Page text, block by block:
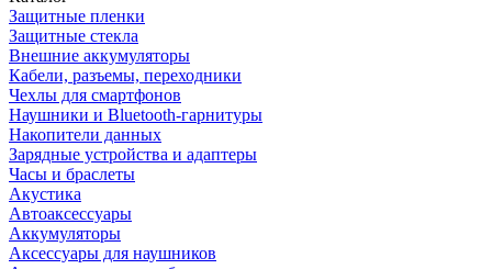
Защитные пленки
Защитные стекла
Внешние аккумуляторы
Кабели, разъемы, переходники
Чехлы для смартфонов
Наушники и Bluetooth-гарнитуры
Накопители данных
Зарядные устройства и адаптеры
Часы и браслеты
Акустика
Автоаксессуары
Аккумуляторы
Аксессуары для наушников